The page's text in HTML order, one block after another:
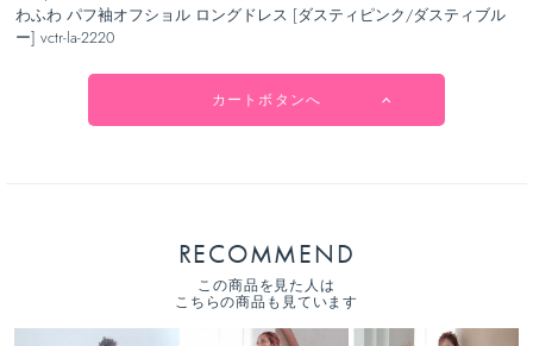
わふわ パフ袖オフショル ロングドレス [ダスティピンク/ダスティブル
ー] vctr-la-2220
カートボタンへ
RECOMMEND
この商品を見た人は
こちらの商品も見ています